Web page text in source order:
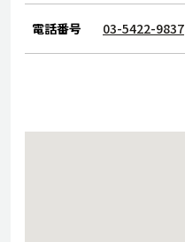
店舗一覧
よくある質問・お問い合わせ
電話番号 03-5422-9837